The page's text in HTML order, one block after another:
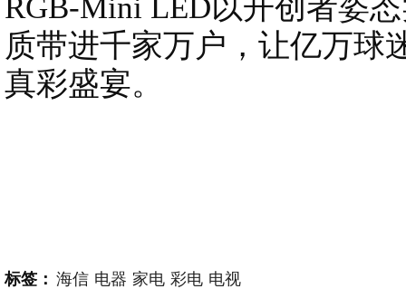
RGB-Mini LED以开创者姿
质带进千家万户，让亿万球
真彩盛宴。
标签： 海信 电器 家电 彩电 电视